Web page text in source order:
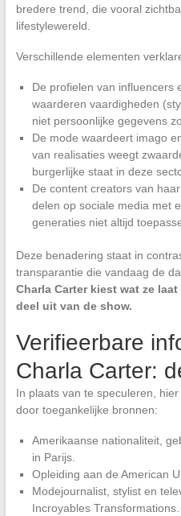
bredere trend, die vooral
lifestylewereld.
Verschillende elementen
De profielen van influencers
waarderen vaardigheden
niet persoonlijke gegevens
De mode waardeert imago
van realisaties weegt
burgerlijke staat in deze
De content creators van
delen op sociale media met
generaties niet altijd
Deze benadering staat in
transparantie die vandaag de
Charla Carter kiest wat ze
deel uit van de show.
Verifieerbare
Charla Carter:
In plaats van te speculeren,
door toegankelijke bronnen:
Amerikaanse nationaliteit,
in Parijs.
Opleiding aan de American
Modejournalist, stylist en
Incroyables Transformations.